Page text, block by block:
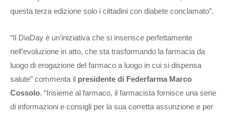
questa terza edizione solo i cittadini con diabete conclamato”.
“Il DiaDay è un’iniziativa che si inserisce perfettamente
nell’evoluzione in atto, che sta trasformando la farmacia da
luogo di erogazione del farmaco a luogo in cui si dispensa
salute” commenta il presidente di Federfarma Marco
Cossolo. “Insieme al farmaco, il farmacista fornisce una serie
di informazioni e consigli per la sua corretta assunzione e per